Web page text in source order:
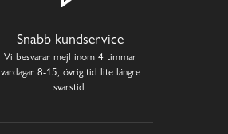
Snabb kundservice
Vi besvarar mejl inom 4 timmar
vardagar 8-15, övrig tid lite längre
svarstid.